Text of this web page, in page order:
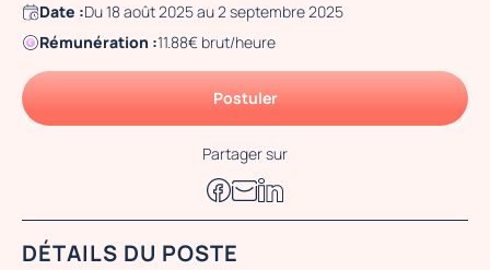
Date :Du 18 août 2025 au 2 septembre 2025
Rémunération :11.88€ brut/heure
Postuler
Partager sur
DÉTAILS DU POSTE